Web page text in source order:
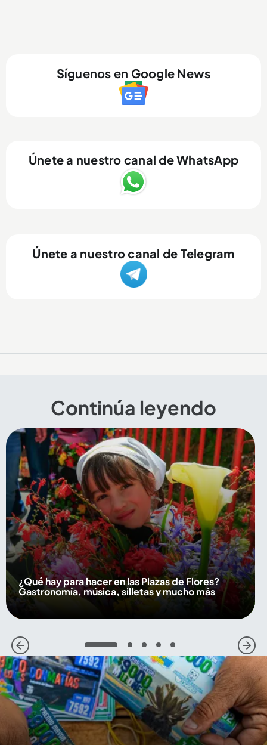
Síguenos en Google News
Únete a nuestro canal de WhatsApp
Únete a nuestro canal de Telegram
Continúa leyendo
¿Qué hay para hacer en las Plazas de Flores?
Gastronomía, música, silletas y mucho más
1 2 3 4 5